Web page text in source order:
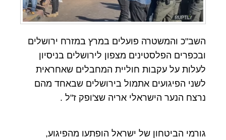
השב"כ והמשטרה פועלים במרץ במזרח ירושלים
ובכפרים הפלסטינים מצפון לירושלים בניסיון
לעלות על עקבות חוליית המחבלים שאחראית
לשני הפיגועים אתמול בירושלים שבאחד מהם
נרצח הנער הישראלי אריה שצ'ופק ז"ל .
גורמי הביטחון של ישראל הופתעו מהפיגוע,